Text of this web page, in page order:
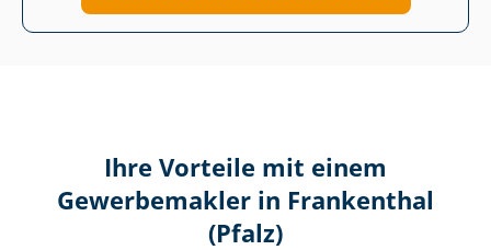
Ihre Vorteile mit einem
Gewerbemakler in Frankenthal
(Pfalz)